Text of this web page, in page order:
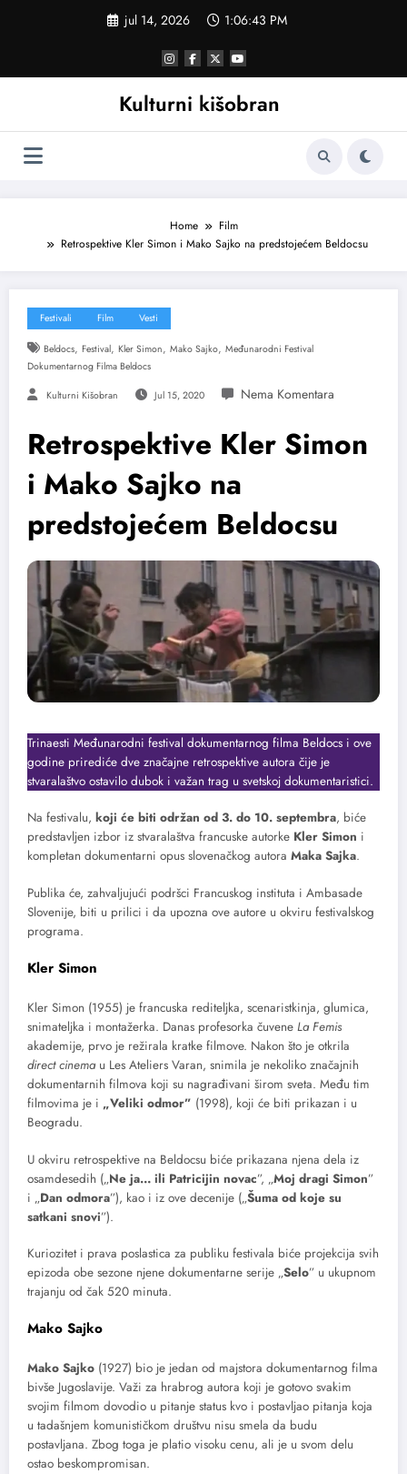
jul 14, 2026 1:06:43 PM
Kulturni kišobran
Home
Film
Retrospektive Kler Simon i Mako Sajko na predstojećem Beldocsu
Festivali Film Vesti
Beldocs, Festival, Kler Simon, Mako Sajko, Međunarodni Festival
Dokumentarnog Filma Beldocs
Kulturni Kišobran Jul 15, 2020
Retrospektive Kler Simon
i Mako Sajko na
predstojećem Beldocsu
Trinaesti Međunarodni festival dokumentarnog filma Beldocs i ove
godine prirediće dve značajne retrospektive autora čije je
stvaralaštvo ostavilo dubok i važan trag u svetskoj dokumentaristici.
Na festivalu, koji će biti održan od 3. do 10. septembra, biće
predstavljen izbor iz stvaralaštva francuske autorke Kler Simon i
kompletan dokumentarni opus slovenačkog autora Maka Sajka.
Publika će, zahvaljujući podršci Francuskog instituta i Ambasade
Slovenije, biti u prilici i da upozna ove autore u okviru festivalskog
programa.
Kler Simon
Kler Simon (1955) je francuska rediteljka, scenaristkinja, glumica,
snimateljka i montažerka. Danas profesorka čuvene La Femis
akademije, prvo je režirala kratke filmove. Nakon što je otkrila
direct cinemau Les Ateliers Varan, snimila je nekoliko značajnih
dokumentarnih filmova koji su nagrađivani širom sveta. Među tim
filmovima je i „Veliki odmor” (1998), koji će biti prikazan i u
Beogradu.
U okviru retrospektive na Beldocsu biće prikazana njena dela iz
osamdesedih („Ne ja… ili Patricijin novac”, „Moj dragi Simon”
i „Dan odmora”), kao i iz ove decenije („Šuma od koje su
satkani snovi”).
Kuriozitet i prava poslastica za publiku festivala biće projekcija svih
epizoda obe sezone njene dokumentarne serije „Selo” u ukupnom
trajanju od čak 520 minuta.
Mako Sajko
Mako Sajko (1927) bio je jedan od majstora dokumentarnog filma
bivše Jugoslavije. Važi za hrabrog autora koji je gotovo svakim
svojim filmom dovodio u pitanje status kvo i postavljao pitanja koja
u tadašnjem komunističkom društvu nisu smela da budu
postavljana. Zbog toga je platio visoku cenu, ali je u svom delu
ostao beskompromisan.